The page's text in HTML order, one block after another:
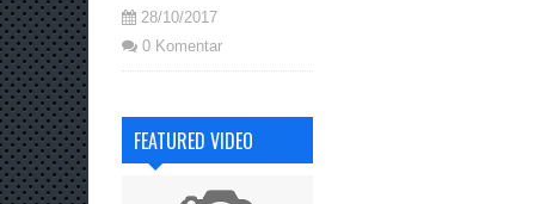
28/10/2017
0 Komentar
FEATURED VIDEO